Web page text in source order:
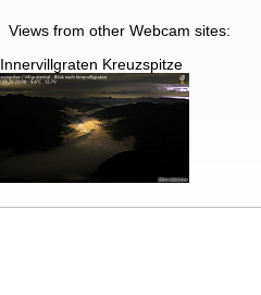
Views from other Webcam sites:
Innervillgraten Kreuzspitze